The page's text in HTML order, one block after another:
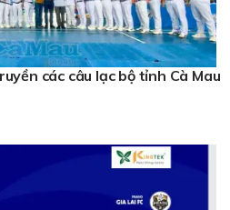
các câu lạc bộ tỉnh Cà Mau